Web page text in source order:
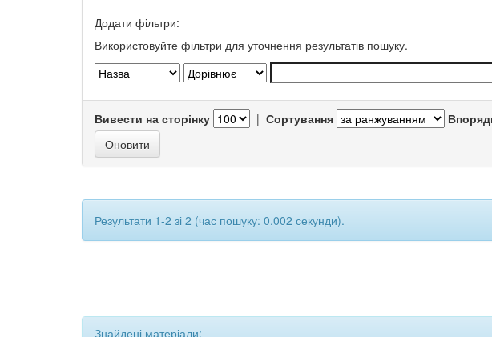
Додати фільтри:
Використовуйте фільтри для уточнення результатів пошуку.
Вивести на сторінку | Сортування
Результати 1-2 зі 2 (час пошуку: 0.002 секунди).
Знайдені матеріали: